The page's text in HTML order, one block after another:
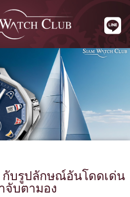
กับรูปลักษณ์อันโดดเด่น
จับตามอง